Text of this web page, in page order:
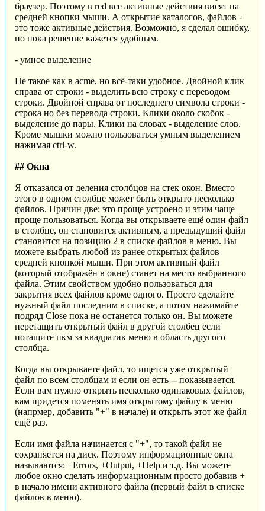
браузер. Поэтому в red все активные действия висят на
средней кнопки мыши. А открытие каталогов, файлов -
это тоже активные действия. Возможно, я сделал ошибку,
но пока решение кажется удобным.
- умное выделение
Не такое как в acme, но всё-таки удобное. Двойной клик
справа от строки - выделить всю строку с переводом
строки. Двойной справа от последнего символа строки -
строка но без перевода строки. Клики около скобок -
выделение до пары. Клики на словах - выделение слов.
Кроме мышки можно пользоваться умным выделением
нажимая ctrl-w.
## Окна
Я отказался от деления столбцов на стек окон. Вместо
этого в одном столбце может быть открыто несколько
файлов. Причин две: это проще устроено и этим чаще
проще пользоваться. Когда вы открываете ещё один файл
в столбце, он становится активным, а предыдущий файл
становится на позицию 2 в списке файлов в меню. Вы
можете выбрать любой из ранее открытых файлов
средней кнопкой мыши. При этом активный файл
(который отображён в окне) станет на место выбранного
файла. Этим свойством удобно пользоваться для
закрытия всех файлов кроме одного. Просто сделайте
нужный файл последним в списке, а потом нажимайте
подряд Close пока не останется только он. Вы можете
перетащить открытый файл в другой столбец если
потащите пкм за квадратик меню в область другого
столбца.
Когда вы открываете файл, то ищется уже открытый
файл по всем столбцам и если он есть -- показывается.
Если вам нужно открыть несколько одинаковых файлов,
вам придется поменять имя открытому файлу в меню
(напрмер, добавить "+" в начале) и открыть этот же файл
ещё раз.
Если имя файла начинается с "+", то такой файл не
сохраняется на диск. Поэтому информационные окна
называются: +Errors, +Output, +Help и т.д. Вы можете
любое окно сделать информационным просто добавив +
в начало имени активного файла (первый файл в списке
файлов в меню).